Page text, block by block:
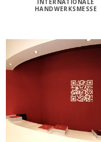
HANDWERKSMESSE